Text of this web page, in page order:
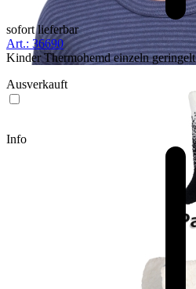
sofort lieferbar
Art.: 36690
Kinder Thermohemd einzeln geringelt
Ausverkauft
Info